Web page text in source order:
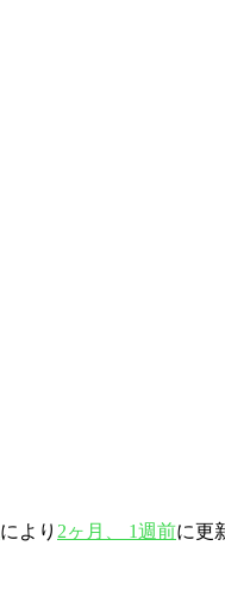
により 2ヶ月、 1週前に更